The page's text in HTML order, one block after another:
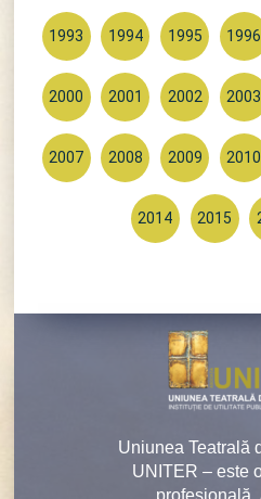
1993 1994 1995 1996
2000 2001 2002 2003
2007 2008 2009 2010
2014 2015
Uniunea Teatrală
UNITER – este